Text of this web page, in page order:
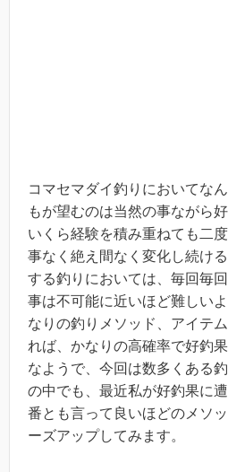
コマセマダイ釣りにおいてな
もが望むのは当然の事ながら
いくら経験を積み重ねても二
事なく絶え間なく変化し続け
する釣りにおいては、毎回毎
事は不可能に近いほど難しい
なりの釣りメソッド、アイテ
れば、かなりの高確率で好釣
なようで、今回は数多くある
の中でも、最近私が好釣果に
番とも言って良いほどのメソ
ーズアップしてみます。